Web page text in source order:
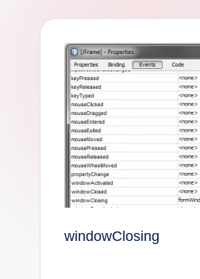
e
windowClosing